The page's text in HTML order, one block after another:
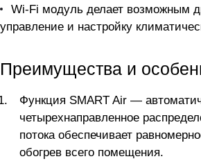
Wi-Fi модуль делает возможным
управление и настройку
Преимущества и
Функция SMART Air —
четырехнаправленное
потока обеспечивает
обогрев всего помещения.